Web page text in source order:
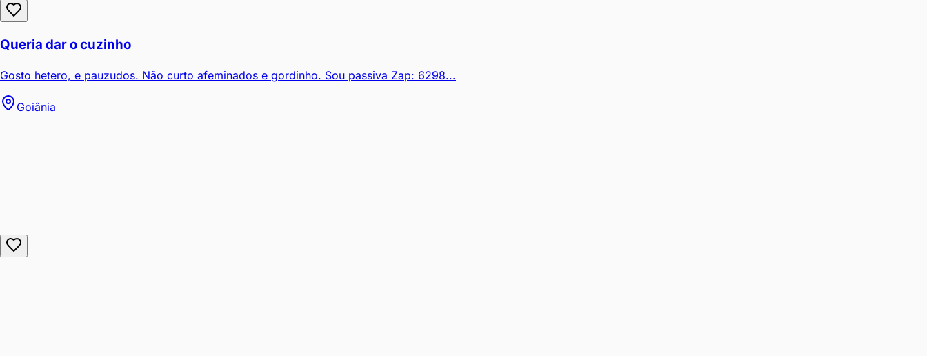
Queria dar o cuzinho
Gosto hetero, e pauzudos. Não curto afeminados e gordinho. Sou passiva Zap: 6298...
Goiânia